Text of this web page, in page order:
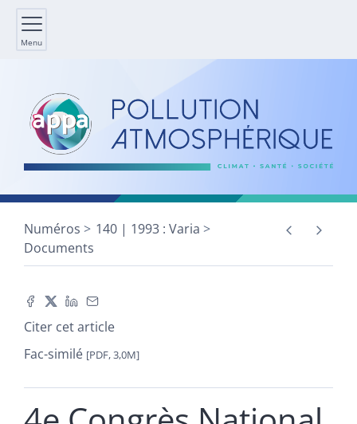
Menu
Numéros
140 | 1993 : Varia
Documents
Citer cet article
Fac-similé [PDF, 3,0M]